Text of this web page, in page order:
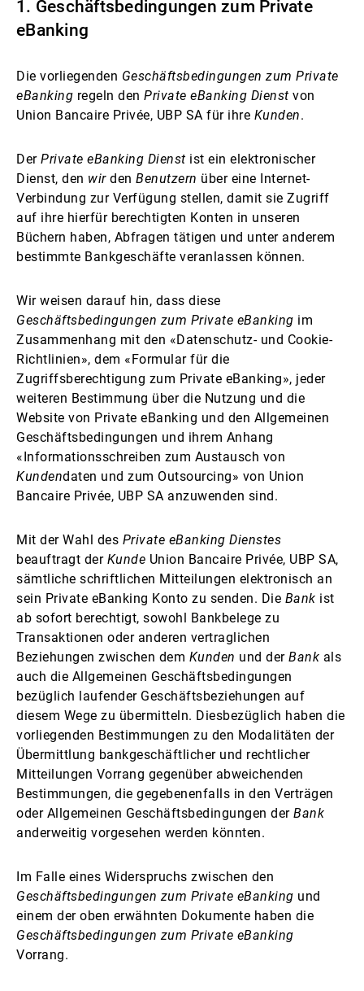
Nachrichten und Insights
Kontakte
1. Geschäftsbedingungen zum Private
eBanking
Die vorliegenden Geschäftsbedingungen zum Private
eBanking regeln den Private eBanking Dienst von
Union Bancaire Privée, UBP SA für ihre Kunden.
Der Private eBanking Dienst ist ein elektronischer
Dienst, den wir den Benutzern über eine Internet-
Verbindung zur Verfügung stellen, damit sie Zugriff
auf ihre hierfür berechtigten Konten in unseren
Büchern haben, Abfragen tätigen und unter anderem
bestimmte Bankgeschäfte veranlassen können.
Wir weisen darauf hin, dass diese
Geschäftsbedingungen zum Private eBanking im
Zusammenhang mit den «Datenschutz- und Cookie-
Richtlinien», dem «Formular für die
Zugriffsberechtigung zum Private eBanking», jeder
weiteren Bestimmung über die Nutzung und die
Website von Private eBanking und den Allgemeinen
Geschäftsbedingungen und ihrem Anhang
«Informationsschreiben zum Austausch von
Kundendaten und zum Outsourcing» von Union
Bancaire Privée, UBP SA anzuwenden sind.
Mit der Wahl des Private eBanking Dienstes
beauftragt der Kunde Union Bancaire Privée, UBP SA,
sämtliche schriftlichen Mitteilungen elektronisch an
sein Private eBanking Konto zu senden. Die Bank ist
ab sofort berechtigt, sowohl Bankbelege zu
Transaktionen oder anderen vertraglichen
Beziehungen zwischen dem Kunden und der Bank als
auch die Allgemeinen Geschäftsbedingungen
bezüglich laufender Geschäftsbeziehungen auf
diesem Wege zu übermitteln. Diesbezüglich haben die
vorliegenden Bestimmungen zu den Modalitäten der
Übermittlung bankgeschäftlicher und rechtlicher
Mitteilungen Vorrang gegenüber abweichenden
Bestimmungen, die gegebenenfalls in den Verträgen
oder Allgemeinen Geschäftsbedingungen der Bank
anderweitig vorgesehen werden könnten.
Im Falle eines Widerspruchs zwischen den
Geschäftsbedingungen zum Private eBanking und
einem der oben erwähnten Dokumente haben die
Geschäftsbedingungen zum Private eBanking
Vorrang.